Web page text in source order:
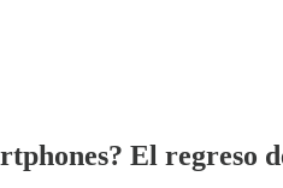
El regreso